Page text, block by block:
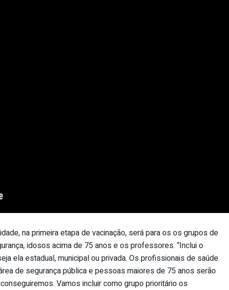
na primeira etapa de vacinação, será para os os grupos de
idosos acima de 75 anos e os professores. “Inclui o
ela estadual, municipal ou privada. Os profissionais de saúde
de segurança pública e pessoas maiores de 75 anos serão
Vamos incluir como grupo prioritário os